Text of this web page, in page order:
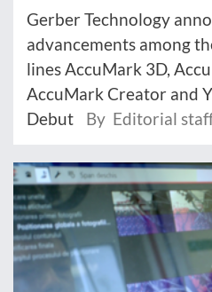
Gerber Technology
advancements among
lines AccuMark 3D,
AccuMark Creator and
Debut
By Editorial